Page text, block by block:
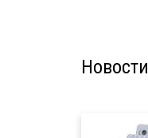
Новости